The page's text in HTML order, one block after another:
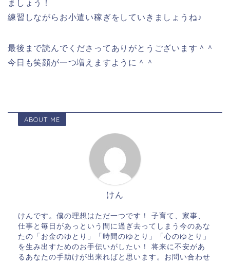
ましょう！
練習しながらお小遣い稼ぎをしていきましょうね♪
最後まで読んでくださってありがとうございます＾＾
今日も笑顔が一つ増えますように＾＾
ABOUT ME
けん
けんです。僕の理想はただ一つです！ 子育て、家事、
仕事と毎日があっという間に過ぎ去ってしまう今のあな
たの「お金のゆとり」「時間のゆとり」「心のゆとり」
を生み出すためのお手伝いがしたい！ 将来に不安があ
るあなたの手助けが出来ればと思います。お問い合わせ